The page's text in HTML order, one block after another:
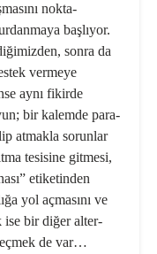
nokta­
başlıyor.
sonra da
vermeye
aynı fikirde
bir kalemde para­
atmakla sorunlar
tesisine gitmesi,
etiketinden
yol açmasını ve
ise bir diğer alter­
de var…